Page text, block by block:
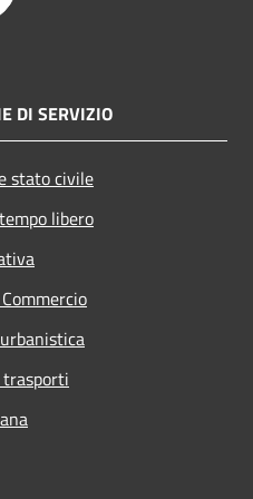
DI SERVIZIO
stato civile
libero